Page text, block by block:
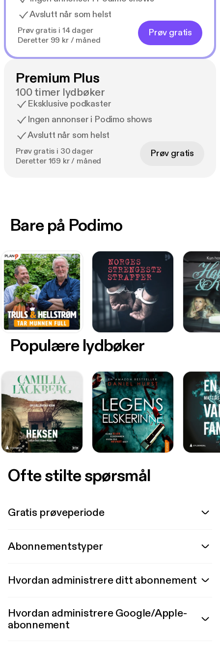
Avslutt når som helst
Prøv gratis i 14 dager
Deretter 99 kr / måned
Prøv gratis
Premium Plus
100 timer lydbøker
Eksklusive podkaster
Ingen annonser i Podimo shows
Avslutt når som helst
Prøv gratis i 30 dager
Deretter 169 kr / måned
Prøv gratis
Bare på Podimo
Populære lydbøker
Ofte stilte spørsmål
Gratis prøveperiode
Abonnementstyper
Hvordan administrere ditt abonnement
Hvordan administrere Google/Apple-
abonnement